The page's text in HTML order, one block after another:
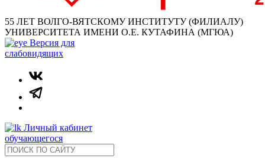
55 ЛЕТ ВОЛГО-ВЯТСКОМУ ИНСТИТУТУ (ФИЛИАЛУ)
УНИВЕРСИТЕТА ИМЕНИ О.Е. КУТАФИНА (МГЮА)
Версия для
слабовидящих
Личный кабинет
обучающегося